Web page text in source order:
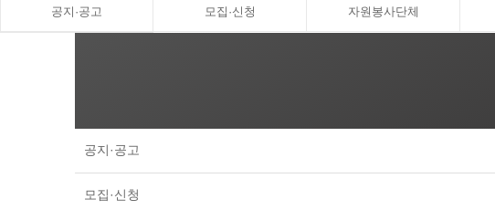
공지·공고 모집·신청 자원봉사단체
공지·공고
모집·신청